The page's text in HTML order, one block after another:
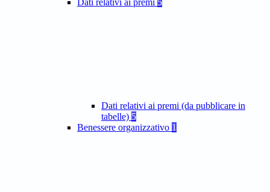
Dati relativi ai premi 5
Dati relativi ai premi (da pubblicare in
tabelle) 5
Benessere organizzativo 1